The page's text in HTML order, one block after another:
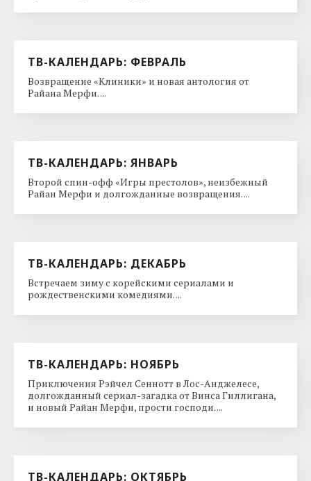
ТВ-КАЛЕНДАРЬ: ФЕВРАЛЬ
Возвращение «Клиники» и новая антология от
Райана Мерфи. ...
ТВ-КАЛЕНДАРЬ: ЯНВАРЬ
Второй спин-офф «Игры престолов», неизбежный
Райан Мерфи и долгожданные возвращения. ...
ТВ-КАЛЕНДАРЬ: ДЕКАБРЬ
Встречаем зиму с корейскими сериалами и
рождественскими комедиями. ...
ТВ-КАЛЕНДАРЬ: НОЯБРЬ
Приключения Рэйчел Сеннотт в Лос-Анджелесе,
долгожданный сериал-загадка от Винса Гиллигана,
и новый Райан Мерфи, прости господи. ...
ТВ-КАЛЕНДАРЬ: ОКТЯБРЬ